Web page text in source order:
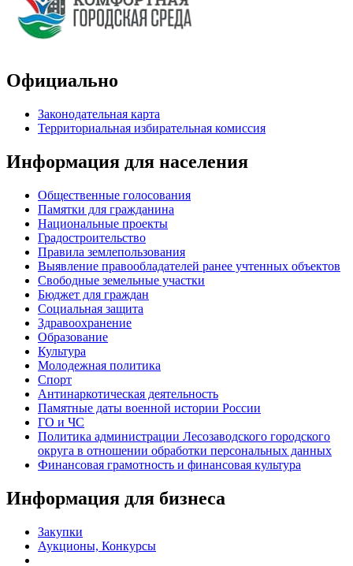
Официально
Законодательная карта
Территориальная избирательная комиссия
Информация для населения
Общественные голосования
Памятки для гражданина
Национальные проекты
Градостроительство
Правила землепользования
Выявление правообладателей ранее учтенных объектов
Свободные земельные участки
Бюджет для граждан
Социальная защита
Здравоохранение
Образование
Культура
Молодежная политика
Спорт
Антинаркотическая деятельность
Памятные даты военной истории России
ГО и ЧС
Политика администрации Лесозаводского городского
округа в отношении обработки персональных данных
Финансовая грамотность и финансовая культура
Информация для бизнеса
Закупки
Аукционы, Конкурсы